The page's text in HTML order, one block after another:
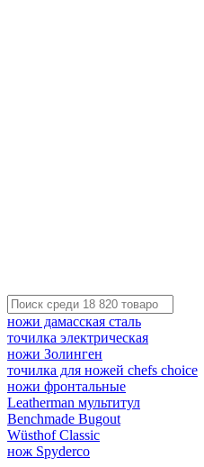
ножи дамасская сталь
точилка электрическая
ножи Золинген
точилка для ножей chefs choice
ножи фронтальные
Leatherman мультитул
Benchmade Bugout
Wüsthof Classic
нож Spyderco